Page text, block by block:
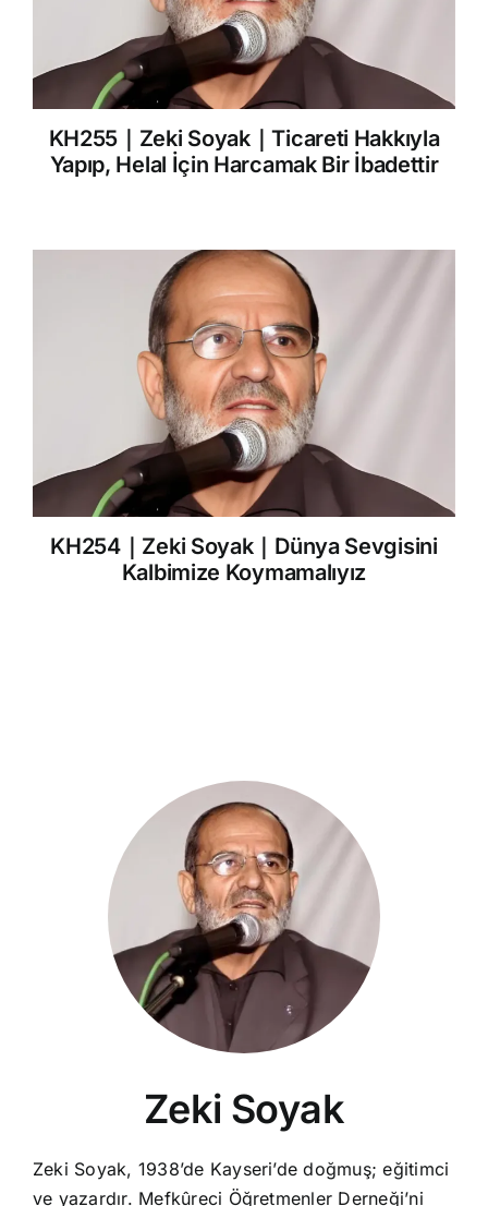
KH255｜Zeki Soyak｜Ticareti Hakkıyla
Yapıp, Helal İçin Harcamak Bir İbadettir
KH254｜Zeki Soyak｜Dünya Sevgisini
Kalbimize Koymamalıyız
Zeki Soyak
Zeki Soyak, 1938’de Kayseri’de doğmuş; eğitimci
ve yazardır. Mefkûreci Öğretmenler Derneği’ni